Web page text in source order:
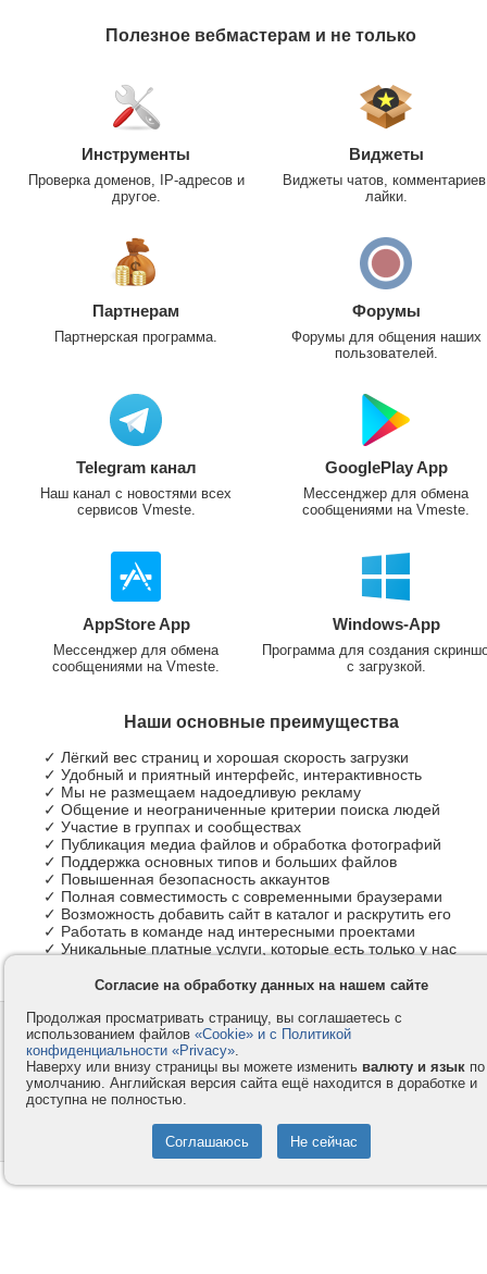
Полезное вебмастерам и не только
Инструменты
Проверка доменов, IP-адресов и
другое.
Виджеты
Виджеты чатов,
лайки.
Партнерам
Партнерская программа.
Форумы
Форумы для общения наших
пользователей.
Telegram канал
Наш канал с новостями всех
сервисов Vmeste.
GooglePlay App
Мессенджер для обмена
сообщениями на Vmeste.
AppStore App
Мессенджер для обмена
сообщениями на Vmeste.
Windows-App
Программа для создания
с загрузкой.
Наши основные преимущества
✓ Лёгкий вес страниц и хорошая скорость загрузки
✓ Удобный и приятный интерфейс, интерактивность
✓ Мы не размещаем надоедливую рекламу
✓ Общение и неограниченные критерии поиска людей
✓ Участие в группах и сообществах
✓ Публикация медиа файлов и обработка фотографий
✓ Поддержка основных типов и больших файлов
✓ Повышенная безопасность аккаунтов
✓ Полная совместимость с современными браузерами
✓ Возможность добавить сайт в каталог и раскрутить его
✓ Работать в команде над интересными проектами
✓ Уникальные платные услуги, которые есть только у нас
Контакты
Компания
Privacy и Cookie
Услуги
Как оплатить
Помощь
© 2008-2026
- Все права защищены.
Согласие на обработку данных на нашем сайте
Продолжая просматривать страницу, вы соглашаетесь с
использованием файлов «Cookie» и с Политикой
конфиденциальности «Privacy».
Наверху или внизу страницы вы можете изменить валюту и язык по
умолчанию. Английская версия сайта ещё находится в доработке и
доступна не полностью.